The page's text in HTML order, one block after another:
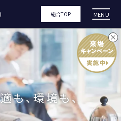
総合TOP MENU
も、環境も、